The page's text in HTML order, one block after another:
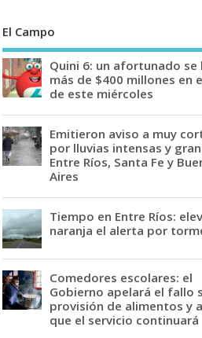
El Campo
Quini 6: un afortunado se
más de $400 millones en
de este miércoles
Emitieron aviso a muy
por lluvias intensas y
Entre Ríos, Santa Fe y
Aires
Tiempo en Entre Ríos:
naranja el alerta por
Comedores escolares: el
Gobierno apelará el fallo
provisión de alimentos y
que el servicio continuará